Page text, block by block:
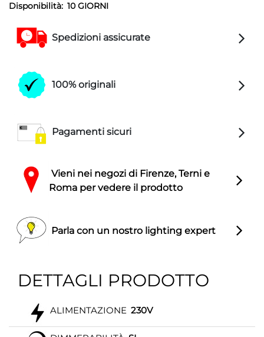
Disponibilità: 10 GIORNI
Spedizioni assicurate
100% originali
Pagamenti sicuri
Vieni nei negozi di Firenze, Terni e
Roma per vedere il prodotto
Parla con un nostro lighting expert
DETTAGLI PRODOTTO
ALIMENTAZIONE 230V